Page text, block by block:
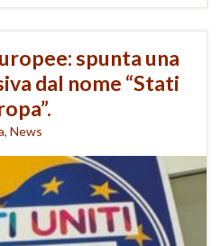
spunta una
dal nome “Stati
, News